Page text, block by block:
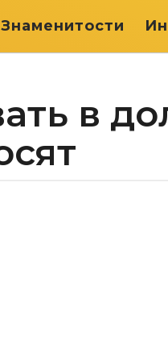
Знаменитости
в